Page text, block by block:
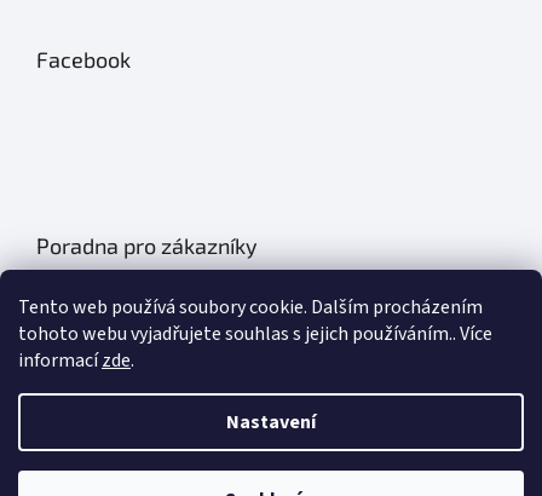
Tento web používá soubory cookie. Dalším procházením
tohoto webu vyjadřujete souhlas s jejich používáním.. Více
informacízde.
Nastavení
Facebook
Poradna pro zákazníky
Poklice na auto- kryty kol
Plachty na auto
Chladící boxy do auta
Základní informace o olejích